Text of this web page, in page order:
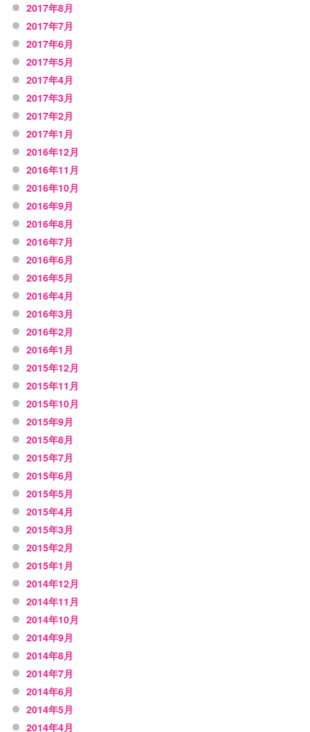
2017年8月
2017年7月
2017年6月
2017年5月
2017年4月
2017年3月
2017年2月
2017年1月
2016年12月
2016年11月
2016年10月
2016年9月
2016年8月
2016年7月
2016年6月
2016年5月
2016年4月
2016年3月
2016年2月
2016年1月
2015年12月
2015年11月
2015年10月
2015年9月
2015年8月
2015年7月
2015年6月
2015年5月
2015年4月
2015年3月
2015年2月
2015年1月
2014年12月
2014年11月
2014年10月
2014年9月
2014年8月
2014年7月
2014年6月
2014年5月
2014年4月